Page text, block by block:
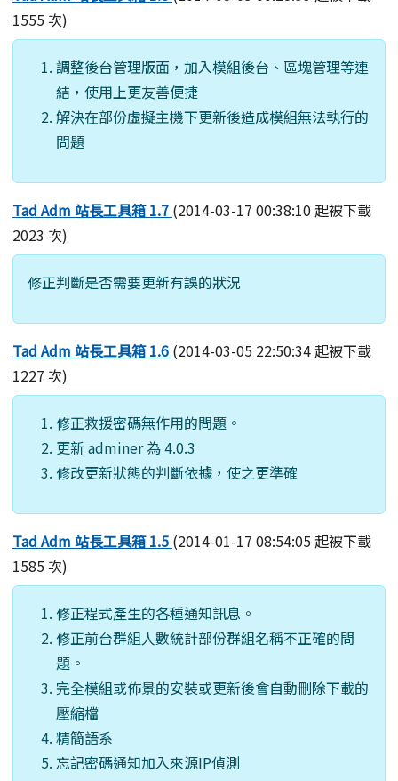
1555 次)
調整後台管理版面，加入模組後台、區塊管理等連
結，使用上更友善便捷
解決在部份虛擬主機下更新後造成模組無法執行的
問題
Tad Adm 站長工具箱 1.7 (2014-03-17 00:38:10 起被下載
2023 次)
修正判斷是否需要更新有誤的狀況
Tad Adm 站長工具箱 1.6 (2014-03-05 22:50:34 起被下載
1227 次)
修正救援密碼無作用的問題。
更新 adminer 為 4.0.3
修改更新狀態的判斷依據，使之更準確
Tad Adm 站長工具箱 1.5 (2014-01-17 08:54:05 起被下載
1585 次)
修正程式產生的各種通知訊息。
修正前台群組人數統計部份群組名稱不正確的問
題。
完全模組或佈景的安裝或更新後會自動刪除下載的
壓縮檔
精簡語系
忘記密碼通知加入來源IP偵測